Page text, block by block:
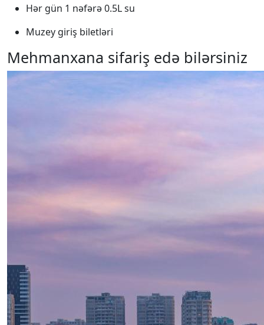
Hər gün 1 nəfərə 0.5L su
Muzey giriş biletləri
Mehmanxana sifariş edə bilərsiniz